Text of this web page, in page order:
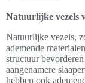
Natuurlijke vezels
Natuurlijke vezels,
ademende
structuur
aangenamere
hebben ook